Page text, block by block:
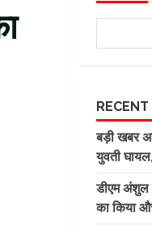
बड़ी खबर
युवती
डीएम अंशुल
का किया